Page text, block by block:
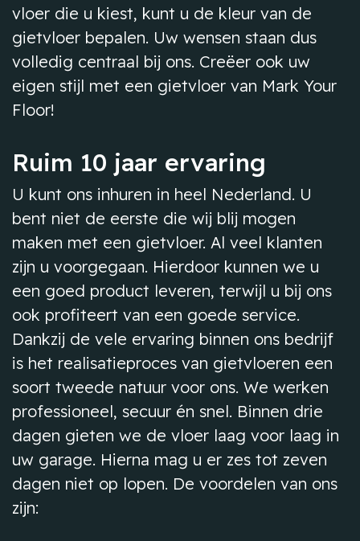
vloer die u kiest, kunt u de kleur van de
gietvloer bepalen. Uw wensen staan dus
volledig centraal bij ons. Creëer ook uw
eigen stijl met een gietvloer van Mark Your
Floor!
Ruim 10 jaar ervaring
U kunt ons inhuren in heel Nederland. U
bent niet de eerste die wij blij mogen
maken met een gietvloer. Al veel klanten
zijn u voorgegaan. Hierdoor kunnen we u
een goed product leveren, terwijl u bij ons
ook profiteert van een goede service.
Dankzij de vele ervaring binnen ons bedrijf
is het realisatieproces van gietvloeren een
soort tweede natuur voor ons. We werken
professioneel, secuur én snel. Binnen drie
dagen gieten we de vloer laag voor laag in
uw garage. Hierna mag u er zes tot zeven
dagen niet op lopen. De voordelen van ons
zijn: